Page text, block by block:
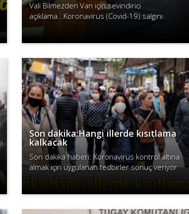
Vali Bilmezden Van için sevindirici
açıklama...Koronavirüs (Covid-19) salgını
sebebiyle tüm dünya mücadele vermeye devam
Devamını Oku
Son dakika:Hangi illerde kısıtlama
kalkacak
Son dakika haberi: Koronavirüs kontrol altına
almak için uygulanan tedbirler sonuç veriyor.
Vaka sayılarındaki değişim ve hasta sayılarındaki
Devamını Oku